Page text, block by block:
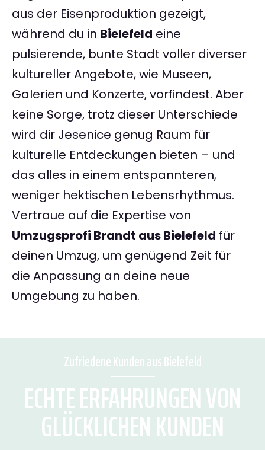
aus der Eisenproduktion gezeigt,
während du in Bielefeld eine
pulsierende, bunte Stadt voller diverser
kultureller Angebote, wie Museen,
Galerien und Konzerte, vorfindest. Aber
keine Sorge, trotz dieser Unterschiede
wird dir Jesenice genug Raum für
kulturelle Entdeckungen bieten – und
das alles in einem entspannteren,
weniger hektischen Lebensrhythmus.
Vertraue auf die Expertise von
Umzugsprofi Brandt aus Bielefeld für
deinen Umzug, um genügend Zeit für
die Anpassung an deine neue
Umgebung zu haben.
Zufriedene Kunden aus Bielefeld
ECHTE ERFAHRUNGEN VON
GLÜCKLICHEN KUNDEN